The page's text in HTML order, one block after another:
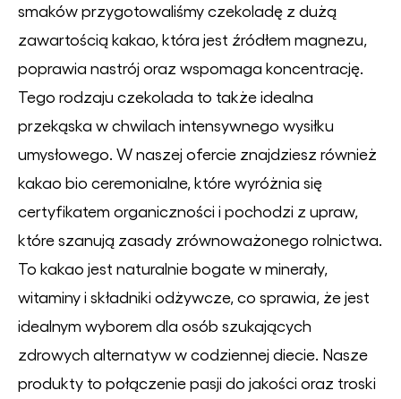
smaków przygotowaliśmy czekoladę z dużą
zawartością kakao, która jest źródłem magnezu,
poprawia nastrój oraz wspomaga koncentrację.
Tego rodzaju czekolada to także idealna
przekąska w chwilach intensywnego wysiłku
umysłowego. W naszej ofercie znajdziesz również
kakao bio ceremonialne, które wyróżnia się
certyfikatem organiczności i pochodzi z upraw,
które szanują zasady zrównoważonego rolnictwa.
To kakao jest naturalnie bogate w minerały,
witaminy i składniki odżywcze, co sprawia, że jest
idealnym wyborem dla osób szukających
zdrowych alternatyw w codziennej diecie. Nasze
produkty to połączenie pasji do jakości oraz troski